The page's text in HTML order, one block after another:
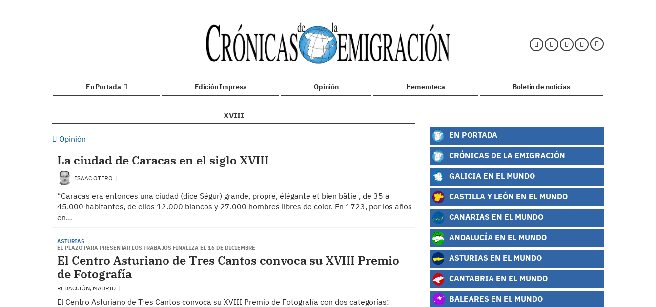
En Portada Edición Impresa Opinión Hemeroteca Boletín de noticias
XVIII
Opinión
La ciudad de Caracas en el siglo XVIII
ISAAC OTERO
“Caracas era entonces una ciudad (dice Ségur) grande, propre, élégante et bien bâtie , de 35 a
45.000 habitantes, de ellos 12.000 blancos y 27.000 hombres libres de color. En 1723, por los años
en…
ASTURIAS
EL PLAZO PARA PRESENTAR LOS TRABAJOS FINALIZA EL 16 DE DICIEMBRE
El Centro Asturiano de Tres Cantos convoca su XVIII Premio
de Fotografía
REDACCIÓN, MADRID
El Centro Asturiano de Tres Cantos convoca su XVIII Premio de Fotografía con dos categorías:
EN PORTADA
CRÓNICAS DE LA EMIGRACIÓN
GALICIA EN EL MUNDO
CASTILLA Y LEÓN EN EL MUNDO
CANARIAS EN EL MUNDO
ANDALUCÍA EN EL MUNDO
ASTURIAS EN EL MUNDO
CANTABRIA EN EL MUNDO
BALEARES EN EL MUNDO